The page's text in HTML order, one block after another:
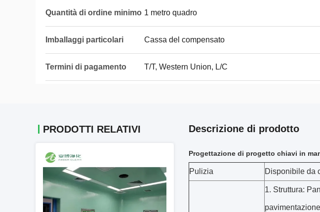
Quantità di ordine minimo 1 metro quadro
Imballaggi particolari Cassa del compensato
Termini di pagamento T/T, Western Union, L/C
PRODOTTI RELATIVI Descrizione di prodotto
Progettazione di progetto chiavi in
Pulizia Disponibile da
1. Struttura:
pavimentazione